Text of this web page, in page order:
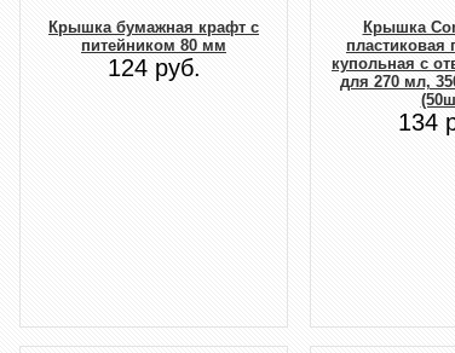
Крышка бумажная крафт с
питейником 80 мм
124 руб.
Крышка
пластиковая
купольная с
для 270 мл,
134